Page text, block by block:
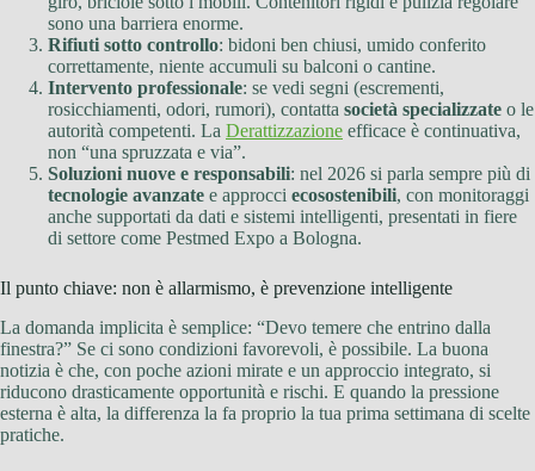
sono una barriera enorme.
Rifiuti sotto controllo: bidoni ben chiusi, umido conferito
correttamente, niente accumuli su balconi o cantine.
Intervento professionale: se vedi segni (escrementi,
rosicchiamenti, odori, rumori), contatta società specializzate o le
autorità competenti. La Derattizzazione efficace è continuativa,
non “una spruzzata e via”.
Soluzioni nuove e responsabili: nel 2026 si parla sempre più di
tecnologie avanzate e approcci ecosostenibili, con monitoraggi
anche supportati da dati e sistemi intelligenti, presentati in fiere
di settore come Pestmed Expo a Bologna.
Il punto chiave: non è allarmismo, è prevenzione intelligente
La domanda implicita è semplice: “Devo temere che entrino dalla
finestra?” Se ci sono condizioni favorevoli, è possibile. La buona
notizia è che, con poche azioni mirate e un approccio integrato, si
riducono drasticamente opportunità e rischi. E quando la pressione
esterna è alta, la differenza la fa proprio la tua prima settimana di scelte
pratiche.